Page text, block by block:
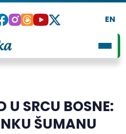
EN
U SRCU BOSNE:
ŠUMANU